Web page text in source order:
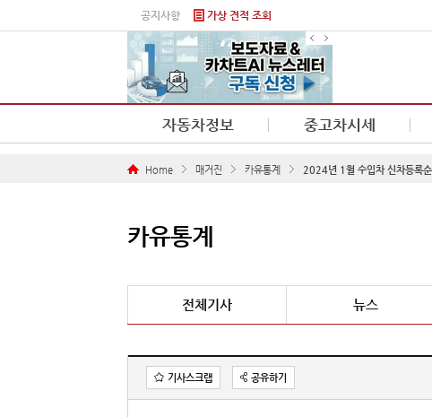
공지사항 가상 견적 조회
자동차정보 중고차시세
Home 매거진 카유통계 2024년 1월 수입차 신차등록
카유통계
전체기사 뉴스
기사스크랩 공유하기